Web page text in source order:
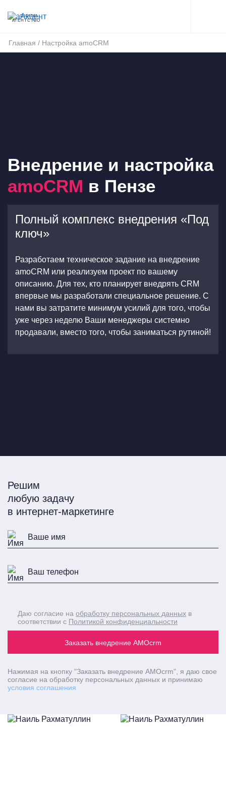
DIGITAL-
АГЕНТСТВО
Главная / Настройка amoCRM
Внедрение и настройка
amoCRM в Пензе
Полный комплекс внедрения «Под
ключ»
Разработаем техническое задание на внедрение
amoCRM или реализуем проект по вашему
описанию. Для тех, кто планирует внедрять CRM
впервые мы разработали специальное решение. С
нами вы затратите минимум усилий для того, чтобы
уже через неделю Ваши менеджеры системно
продавали, вместо того, чтобы заниматься рутиной!
Решим
любую задачу
в интернет-маркетинге
Заказать внедрение AMOcrm
Даю согласие на обработку персональных данных в
соответствии с Политикой конфиденциальности
Нажимая на кнопку "Заказать внедрение AMOcrm" , я даю свое
согласие на обработку персональных данных и принимаю
условия соглашения